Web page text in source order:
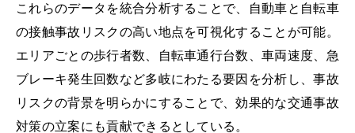
これらのデータを統合分析することで、自動車と自転車
の接触事故リスクの高い地点を可視化することが可能。
エリアごとの歩行者数、自転車通行台数、車両速度、急
ブレーキ発生回数など多岐にわたる要因を分析し、事故
リスクの背景を明らかにすることで、効果的な交通事故
対策の立案にも貢献できるとしている。